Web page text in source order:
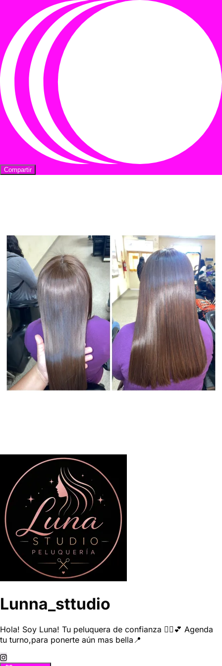
Compartir
Lunna_sttudio
Hola! Soy Luna! Tu peluquera de confianza 💇‍♀️💕 Agenda
tu turno,para ponerte aún mas bella📍